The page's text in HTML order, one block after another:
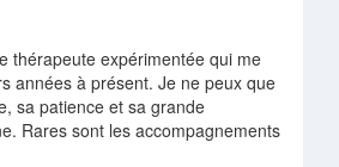
thérapeute expérimentée qui me
années à présent. Je ne peux que
sa patience et sa grande
Rares sont les accompagnements